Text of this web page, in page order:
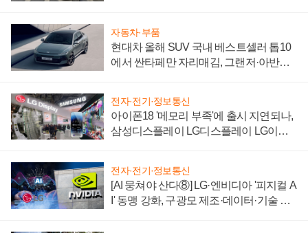
자동차·부품
현대차 올해 SUV 국내 베스트셀러 톱10
에서 싼타페만 자리매김, 그랜저·아반떼
전자·전기·정보통신
아이폰18 '메모리 부족'에 출시 지연되나,
삼성디스플레이 LG디스플레이 LG이노
전자·전기·정보통신
[AI 뭉쳐야 산다⑧] LG·엔비디아 '피지컬 A
I' 동맹 강화, 구광모 제조·데이터·기술 결